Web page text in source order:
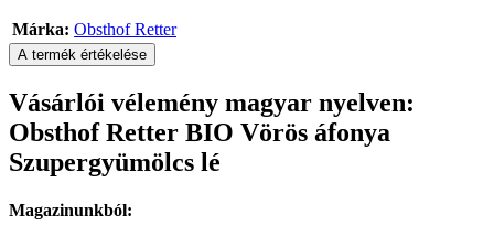
Márka: Obsthof Retter
A termék értékelése
Vásárlói vélemény magyar nyelven:
Obsthof Retter BIO Vörös áfonya
Szupergyümölcs lé
Magazinunkból: